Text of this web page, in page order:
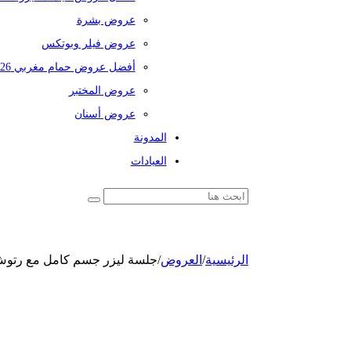
عروض بشرة
عروض فيلر وبوتكس
أفضل عروض حمام مغربي 2026
عروض المختبر
عروض أسنان
المدونة
العيادات
الرئيسية/ العروض/جلسة ليزر جسم كامل مع